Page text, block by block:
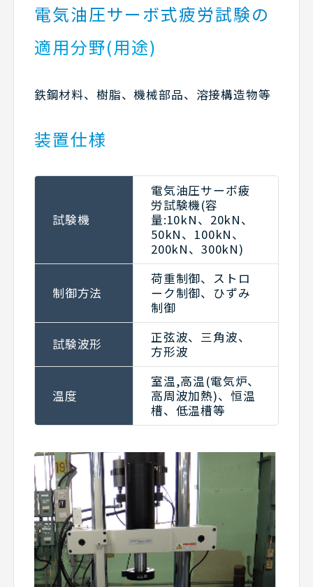
電気油圧サーボ式疲労試験の
適用分野(用途)
鉄鋼材料、樹脂、機械部品、溶接構造物等
装置仕様
試験機
電気油圧サーボ疲
労試験機(容
量:10kN、20kN、
50kN、100kN、
200kN、300kN)
制御方法
荷重制御、ストロ
ーク制御、ひずみ
制御
試験波形
正弦波、三角波、
方形波
温度
室温,高温(電気炉、
高周波加熱)、恒温
槽、低温槽等